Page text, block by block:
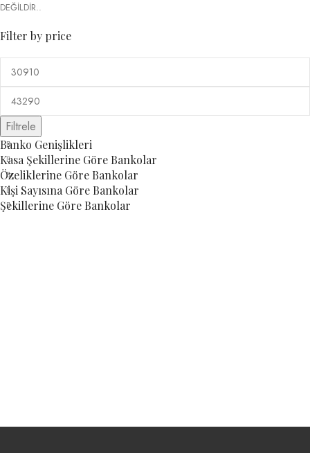
Filter by price
Filtrele
Banko Genişlikleri
Kasa Şekillerine Göre Bankolar
Özeliklerine Göre Bankolar
Kişi Sayısına Göre Bankolar
Şekillerine Göre Bankolar
DEĞİLDİR..